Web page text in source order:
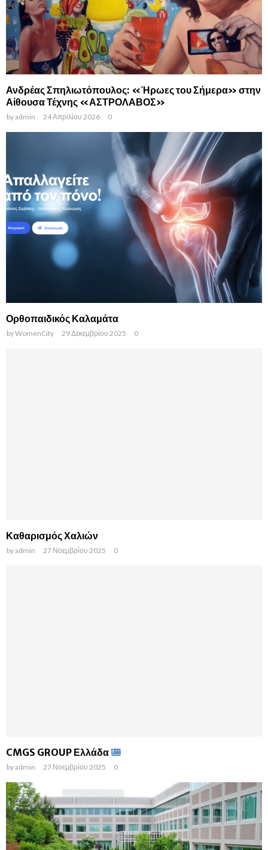
Ανδρέας Σπηλιωτόπουλος: «Ήρωες του Σήμερα» στην
Αίθουσα Τέχνης «ΑΣΤΡΟΛΑΒΟΣ»
byadmin 24 Απριλίου 2026 0
Ορθοπαιδικός Καλαμάτα
byWomenCity 29 Δεκεμβρίου 2025 0
Καθαρισμός Χαλιών
byadmin 27 Νοεμβρίου 2025 0
CMGS GROUP Ελλάδα
byadmin 27 Νοεμβρίου 2025 0